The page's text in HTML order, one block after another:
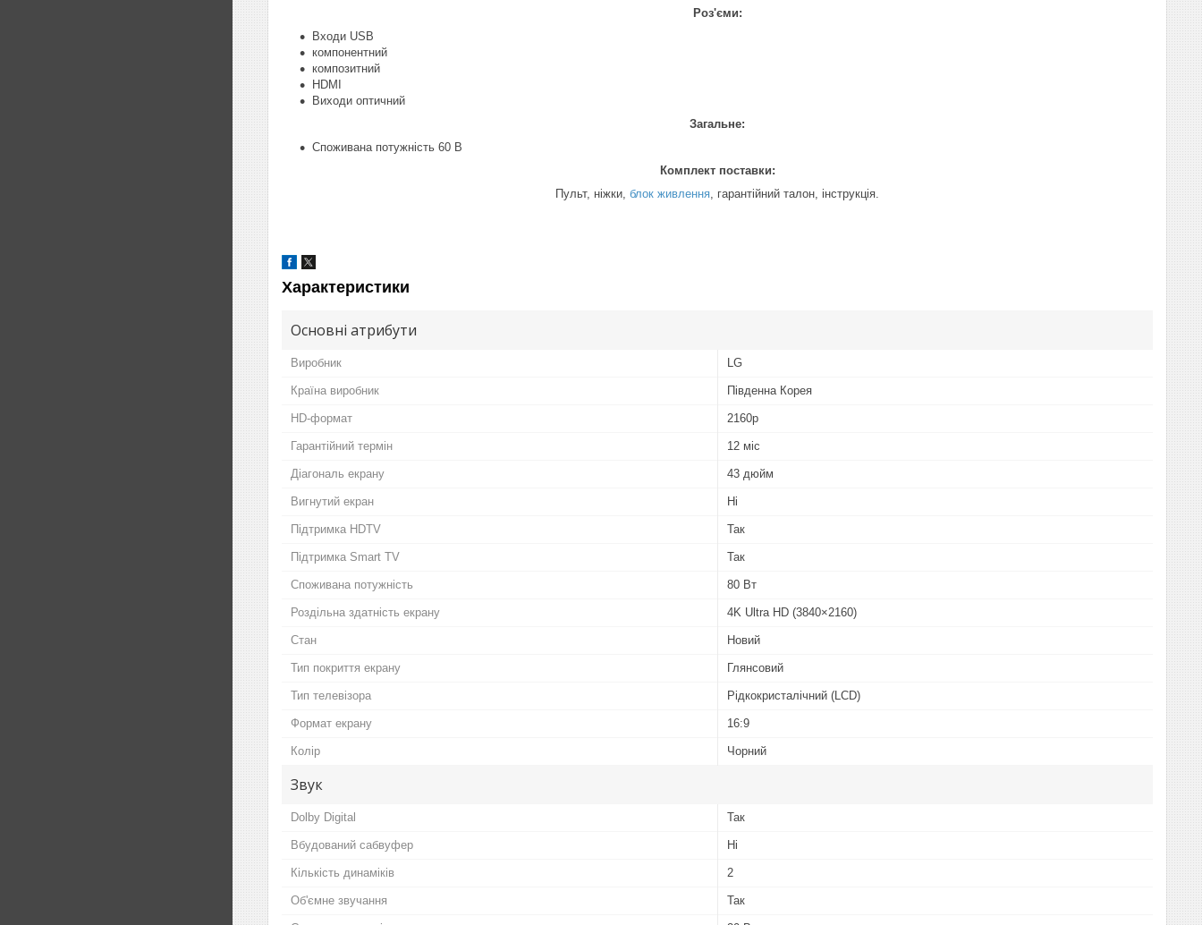
Роз'єми:
Входи USB
компонентний
композитний
HDMI
Виходи оптичний
Загальне:
Споживана потужність 60 В
Комплект поставки:
Пульт, ніжки, блок живлення , гарантійний талон, інструкція.
Характеристики
Основні атрибути
Виробник LG
Країна виробник Південна Корея
HD-формат 2160p
Гарантійний термін 12 міс
Діагональ екрану 43 дюйм
Вигнутий екран Ні
Підтримка HDTV Так
Підтримка Smart TV Так
Споживана потужність 80 Вт
Роздільна здатність екрану 4K Ultra HD (3840×2160)
Стан Новий
Тип покриття екрану Глянсовий
Тип телевізора Рідкокристалічний (LCD)
Формат екрану 16:9
Колір Чорний
Звук
Dolby Digital Так
Вбудований сабвуфер Ні
Кількість динаміків 2
Об'ємне звучання Так